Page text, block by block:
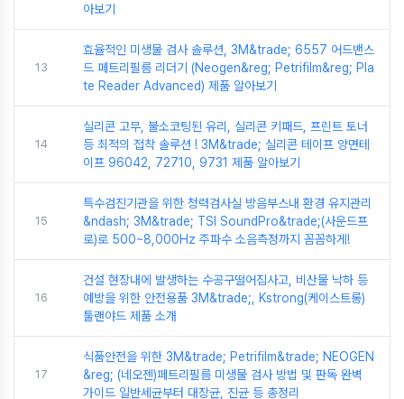
아보기
13
효율적인 미생물 검사 솔루션, 3M&trade; 6557 어드밴스
드 페트리필름 리더기 (Neogen&reg; Petrifilm&reg; Pla
te Reader Advanced) 제품 알아보기
14
실리콘 고무, 불소코팅된 유리, 실리콘 키패드, 프린트 토너
등 최적의 접착 솔루션 ! 3M&trade; 실리콘 테이프 양면테
이프 96042, 72710, 9731 제품 알아보기
15
특수검진기관을 위한 청력검사실 방음부스내 환경 유지관리
&ndash; 3M&trade; TSI SoundPro&trade;(사운드프
로)로 500~8,000Hz 주파수 소음측정까지 꼼꼼하게!
16
건설 현장내에 발생하는 수공구떨어짐사고, 비산물 낙하 등
예방을 위한 안전용품 3M&trade;, Kstrong(케이스트롱)
툴랜야드 제품 소개
17
식품안전을 위한 3M&trade; Petrifilm&trade; NEOGEN
&reg; (네오젠)페트리필름 미생물 검사 방법 및 판독 완벽
가이드 일반세균부터 대장균, 진균 등 총정리